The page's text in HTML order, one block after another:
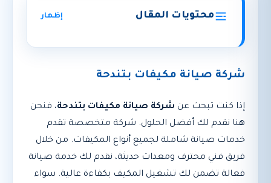
محتويات المقال إظهار
شركة صيانة مكيفات بتندحة
إذا كنت تبحث عن شركة صيانة مكيفات بتندحة، فنحن
هنا نقدم لك أفضل الحلول. شركة متخصصة تقدم
خدمات صيانة شاملة لجميع أنواع المكيفات. من خلال
فريق فني محترف ومعدات حديثة، نقدم لك خدمة صيانة
فعالة تضمن لك تشغيل المكيف بكفاءة عالية. سواء